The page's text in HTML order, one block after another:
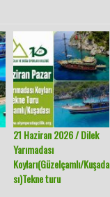
21 Haziran 2026 / Dilek
Yarımadası
Koyları(Güzelçamlı/Kuşada
sı)Tekne turu